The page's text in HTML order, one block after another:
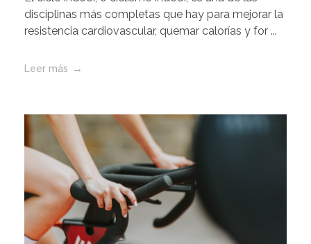
disciplinas más completas que hay para mejorar la
resistencia cardiovascular, quemar calorías y for ...
Leer más